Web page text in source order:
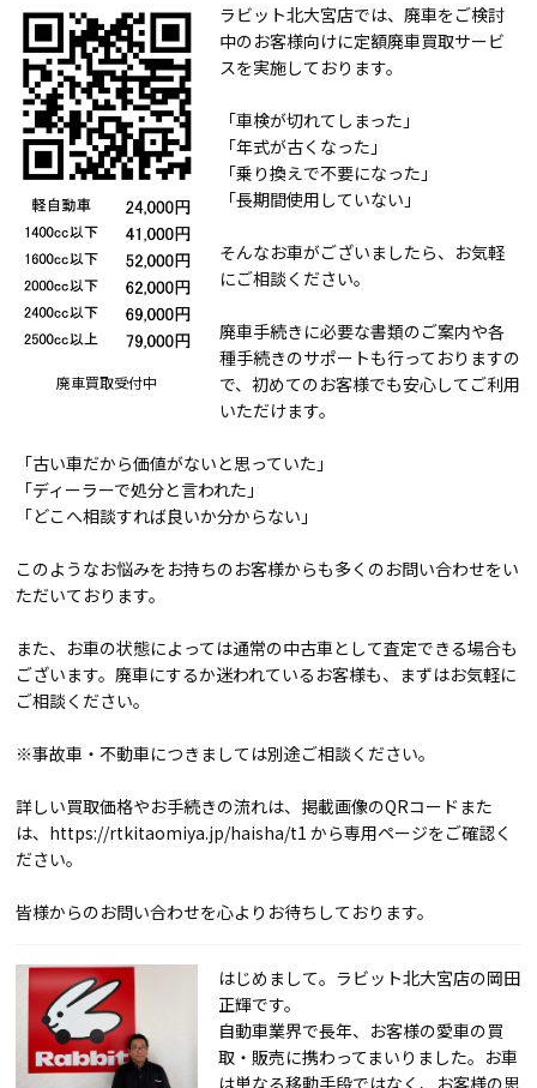
廃車買取受付中
ラビット北大宮店では、廃車をご検討
中のお客様向けに定額廃車買取サービ
スを実施しております。
「車検が切れてしまった」
「年式が古くなった」
「乗り換えで不要になった」
「長期間使用していない」
そんなお車がございましたら、お気軽
にご相談ください。
廃車手続きに必要な書類のご案内や各
種手続きのサポートも行っておりますの
で、初めてのお客様でも安心してご利用
いただけます。
「古い車だから価値がないと思っていた」
「ディーラーで処分と言われた」
「どこへ相談すれば良いか分からない」
このようなお悩みをお持ちのお客様からも多くのお問い合わせをい
ただいております。
また、お車の状態によっては通常の中古車として査定できる場合も
ございます。廃車にするか迷われているお客様も、まずはお気軽に
ご相談ください。
※事故車・不動車につきましては別途ご相談ください。
詳しい買取価格やお手続きの流れは、掲載画像のQRコードまた
は、https://rtkitaomiya.jp/haisha/t1 から専用ページをご確認く
ださい。
皆様からのお問い合わせを心よりお待ちしております。
はじめまして。ラビット北大宮店の岡田
正輝です。
自動車業界で長年、お客様の愛車の買
取・販売に携わってまいりました。お車
は単なる移動手段ではなく、お客様の思